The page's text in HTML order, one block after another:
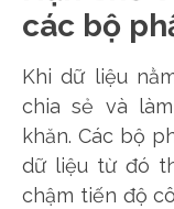
các bộ
Khi dữ liệu
chia sẻ và
khăn. Các bộ
dữ liệu từ đó
chậm tiến độ